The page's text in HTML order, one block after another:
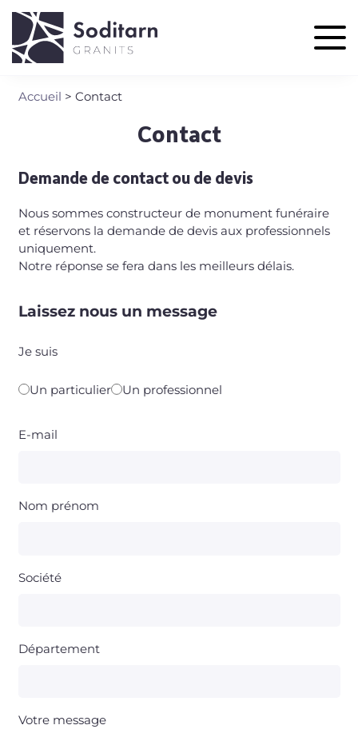
Aller
contenu
principal
Accueil Contact
Contact
Demande de contact ou de devis
Nous sommes constructeur de monument funéraire
et réservons la demande de devis aux professionnels
uniquement.
Notre réponse se fera dans les meilleurs délais.
Laissez nous un message
Je suis
Un particulier Un professionnel
E-mail
Nom prénom
Société
Département
Votre message